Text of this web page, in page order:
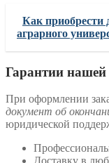
Как приобрести
аграрного
Гарантии
При оформлении
документ об
юридической